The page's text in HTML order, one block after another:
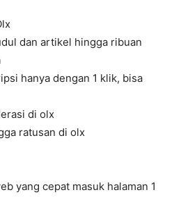
dan artikel hingga ribuan
hanya dengan 1 klik, bisa
di olx
ratusan di olx
yang cepat masuk halaman 1